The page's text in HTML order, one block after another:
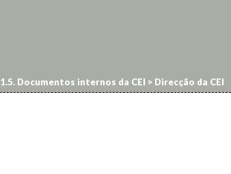
1.5. Documentos internos da CEI > Direcção da CEI